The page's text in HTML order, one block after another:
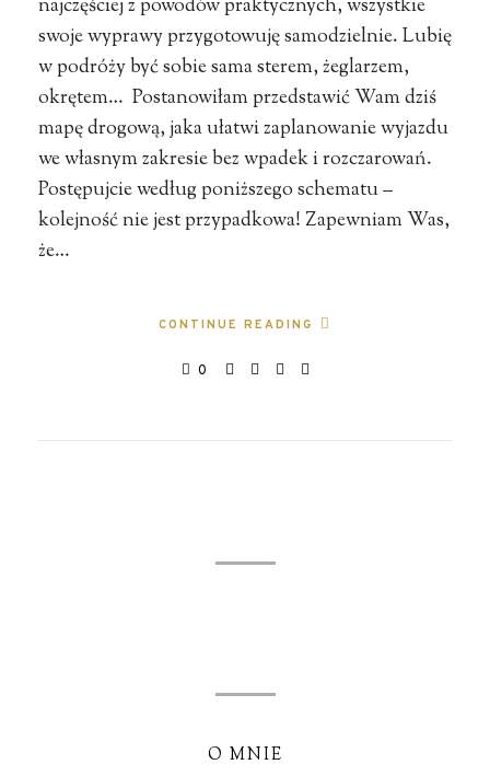
najczęściej z powodów praktycznych, wszystkie
swoje wyprawy przygotowuję samodzielnie. Lubię
w podróży być sobie sama sterem, żeglarzem,
okrętem… Postanowiłam przedstawić Wam dziś
mapę drogową, jaka ułatwi zaplanowanie wyjazdu
we własnym zakresie bez wpadek i rozczarowań.
Postępujcie według poniższego schematu –
kolejność nie jest przypadkowa! Zapewniam Was,
że…
CONTINUE READING
0
O MNIE